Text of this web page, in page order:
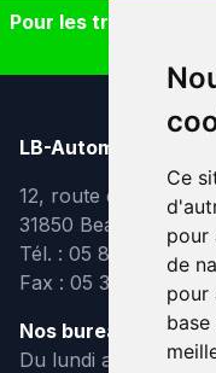
Ce
pour
de
pour
base
Pour les trajets
LB-Automobiles.com
12, route de Lavaur
31850 Beaupuy
Tél. : 05 82 95 39 40
Fax : 05 31 08 10 91
Nos bureaux sont
Du lundi au vendredi